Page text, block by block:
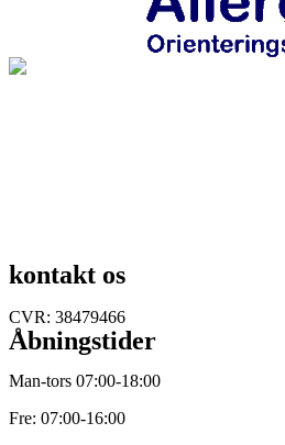
kontakt os
CVR: 38479466
Åbningstider
Man-tors 07:00-18:00
Fre: 07:00-16:00